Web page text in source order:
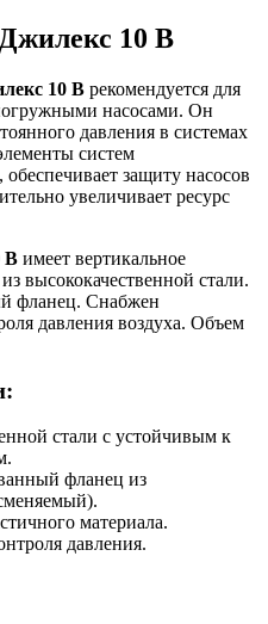
10 В
10 В рекомендуется для
насосами. Он
давления в системах
систем
защиту насосов
увеличивает ресурс
В имеет вертикальное
высококачественной стали.
фланец. Снабжен
давления воздуха. Объем
стали c устойчивым к
фланец из
материала.
давления.